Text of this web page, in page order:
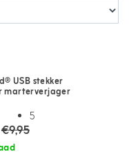
USB stekker
marterverjager
€9,95
5